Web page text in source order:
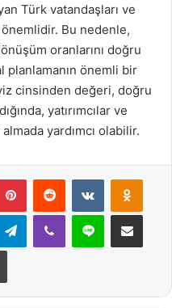
Türk vatandaşları ve
Bu nedenle,
oranlarını doğru
planlamanın önemli bir
cinsinden değeri, doğru
yatırımcılar ve
yardımcı olabilir.
PinterestReddit VKontakte
TelegramViber Line E-Posta ile
Yazdır